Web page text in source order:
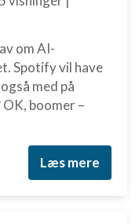
om AI-
Spotify vil have
med på
boomer –
Læs mere